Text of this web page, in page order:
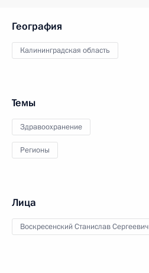
География
Калининградская область
Темы
Здравоохранение
Регионы
Лица
Воскресенский Станислав Сергеевич